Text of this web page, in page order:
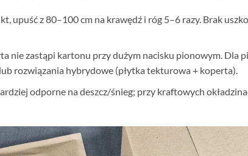
upuść z 80–100 cm na krawędź i róg 5–6 razy. Brak
nie zastąpi kartonu przy dużym nacisku pionowym. Dla
rozwiązania hybrydowe (płytka tekturowa + koperta).
odporne na deszcz/śnieg; przy kraftowych